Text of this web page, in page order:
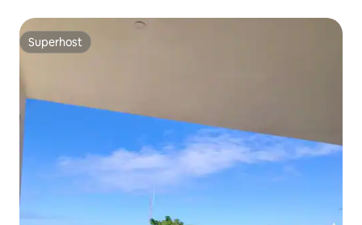
Superhost
Superhost